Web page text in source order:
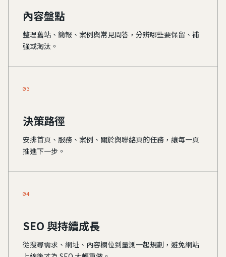
內容盤點
整理舊站、簡報、案例與常見問答，分辨哪些要保留、補
強或淘汰。
03
決策路徑
安排首頁、服務、案例、關於與聯絡頁的任務，讓每一頁
推進下一步。
04
SEO 與持續成長
從搜尋需求、網址、內容欄位到量測一起規劃，避免網站